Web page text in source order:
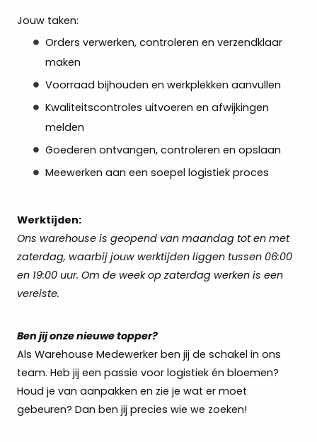
Jouw taken:
Orders verwerken, controleren en verzendklaar
maken
Voorraad bijhouden en werkplekken aanvullen
Kwaliteitscontroles uitvoeren en afwijkingen
melden
Goederen ontvangen, controleren en opslaan
Meewerken aan een soepel logistiek proces
Werktijden:
Ons warehouse is geopend van maandag tot en met
zaterdag, waarbij jouw werktijden liggen tussen 06:00
en 19:00 uur. Om de week op zaterdag werken is een
vereiste.
Ben jij onze nieuwe topper?
Als Warehouse Medewerker ben jij de schakel in ons
team. Heb jij een passie voor logistiek én bloemen?
Houd je van aanpakken en zie je wat er moet
gebeuren? Dan ben jij precies wie we zoeken!